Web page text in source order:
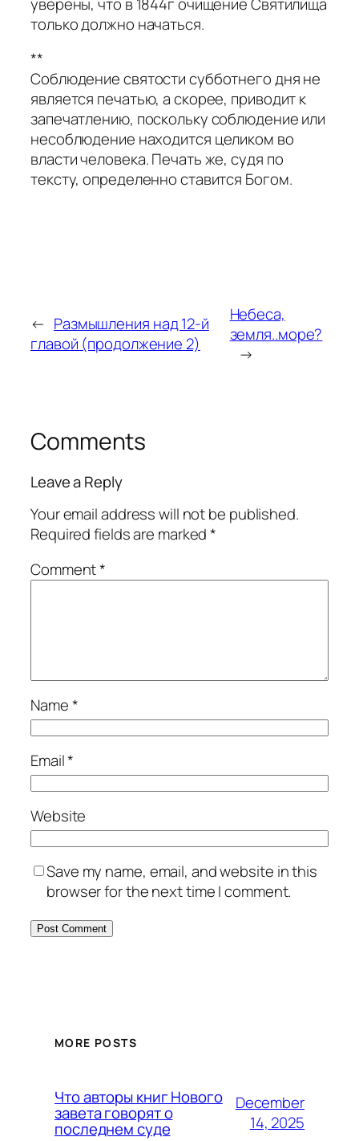
только должно начаться.
**
Соблюдение святости субботнего дня не
является печатью, а скорее, приводит к
запечатлению, поскольку соблюдение или
несоблюдение находится целиком во
власти человека. Печать же, судя по
тексту, определенно ставится Богом.
← Размышления над 12-й
главой (продолжение 2)
Небеса,
земля..море?
→
Comments
Leave a Reply
Your email address will not be published.
Required fields are marked*
Comment*
Name*
Email*
Website
Save my name, email, and website in this
browser for the next time I comment.
MORE POSTS
Что авторы книг Нового
завета говорят о
последнем суде
December
14, 2025